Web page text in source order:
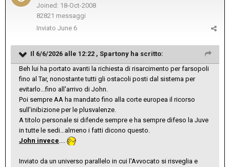
Joined: 18-Oct-2008
82821 messaggi
Inviato June 6
Il 6/6/2026 alle 12:22 , Spartony ha scritto:
Beh lui ha portato avanti la richiesta di risarcimento per farsopoli
fino al Tar, nonostante tutti gli ostacoli posti dal sistema per
evitarlo...fino all'arrivo di John.
Poi sempre AA ha mandato fino alla corte europea il ricorso
sull'inibizione per le plusvalenze.
A titolo personale si difende sempre e ha sempre difeso la Juve
in tutte le sedi...almeno i fatti dicono questo.
John invece....
Inviato da un universo parallelo in cui l'Avvocato si risveglia e